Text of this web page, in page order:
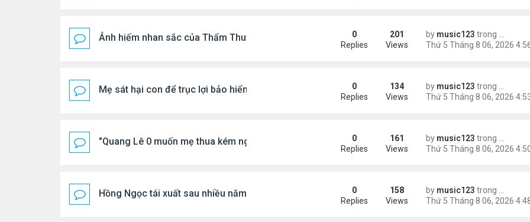
Ảnh hiếm nhan sắc của Thẩm Thuý Hằng by music123 trong
0
Replies
201
Views
Mẹ sát hại con để trục lợi bảo hiểm by music123 trong
0
Replies
134
Views
"Quang Lê 0 muốn mẹ thua kém người khác" by music123 trong
0
Replies
161
Views
Hồng Ngọc tái xuất sau nhiều năm ở ẩn by music123 trong
0
Replies
158
Views